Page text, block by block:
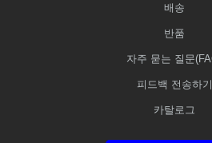
배송
반품
자주 묻는 질문
피드백 전송하기
카탈로그